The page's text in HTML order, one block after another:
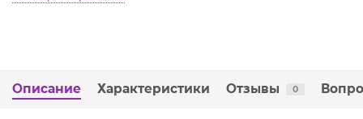
Описание Характеристики Отзывы 0